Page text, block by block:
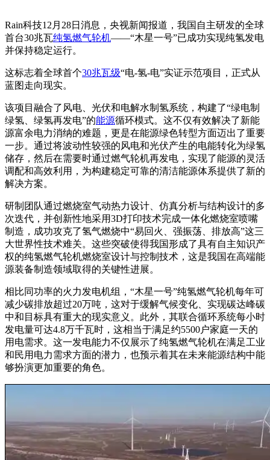
Rain科技12月28日消息，央视新闻报道，我国自主研发的全球
首台30兆瓦纯氢燃气轮机——“木星一号”已成功实现纯氢发电
并保持稳定运行。
这标志着全球首个30兆瓦级“电-氢-电”实证示范项目，正式从
蓝图走向现实。
该项目融合了风电、光伏和电解水制氢系统，构建了“绿电制
绿氢、绿氢再发电”的能源循环模式。这不仅有效解决了新能
源富余电力消纳的难题，更是在能源绿色转型方面迈出了重要
一步。通过将波动性较强的风电和光伏产生的电能转化为绿氢
储存，然后在需要时通过燃气轮机再发电，实现了能源的灵活
调配和高效利用，为构建稳定可靠的清洁能源体系提供了新的
解决方案。
研制团队通过燃烧室气动热力设计、仿真分析与结构设计的多
次迭代，并创新性地采用3D打印技术完成一体化燃烧室喷嘴
制造，成功攻克了氢气燃烧中“易回火、强振荡、排放高”这三
大世界性技术难关。这些突破使得我国形成了具有自主知识产
权的纯氢燃气轮机燃烧室设计与控制技术，这是我国在高端能
源装备制造领域取得的关键性进展。
相比同功率的火力发电机组，“木星一号”纯氢燃气轮机每年可
减少碳排放超过20万吨，这对于缓解气候变化、实现碳达峰碳
中和目标具有重大的现实意义。此外，其联合循环系统每小时
发电量可达4.8万千瓦时，这相当于满足约5500户家庭一天的
用电需求。这一发电能力不仅展示了纯氢燃气轮机在满足工业
和民用电力需求方面的潜力，也预示着其在未来能源结构中能
够扮演更加重要的角色。